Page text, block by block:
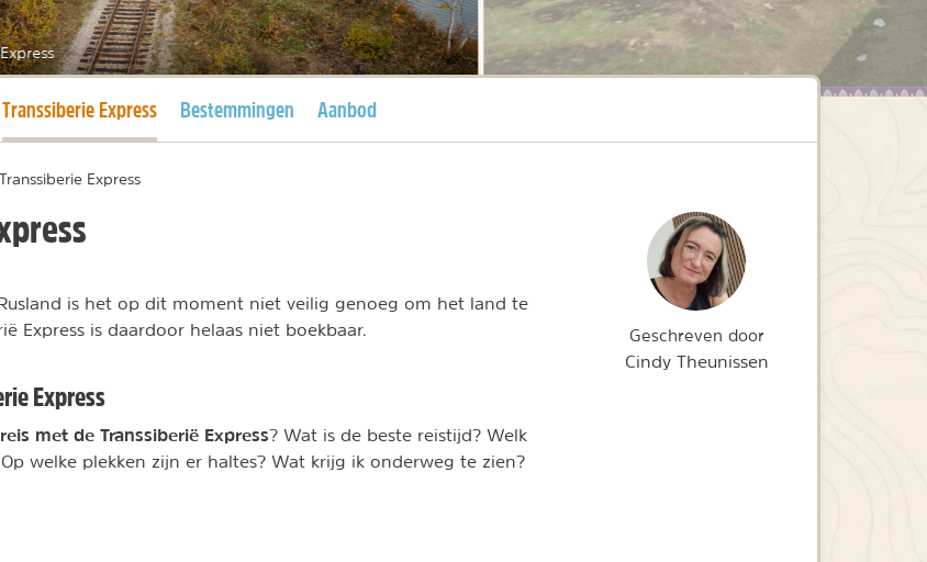
Huidige pagina
Transsiberie Express Bestemmingen Aanbod
Transsiberie Express
is het op dit moment niet veilig genoeg om het land te
Express is daardoor helaas niet boekbaar.
Express
reis met de Transsiberië Express? Wat is de beste reistijd? Welk
welke plekken zijn er haltes? Wat krijg ik onderweg te zien?
Geschreven door
Cindy Theunissen